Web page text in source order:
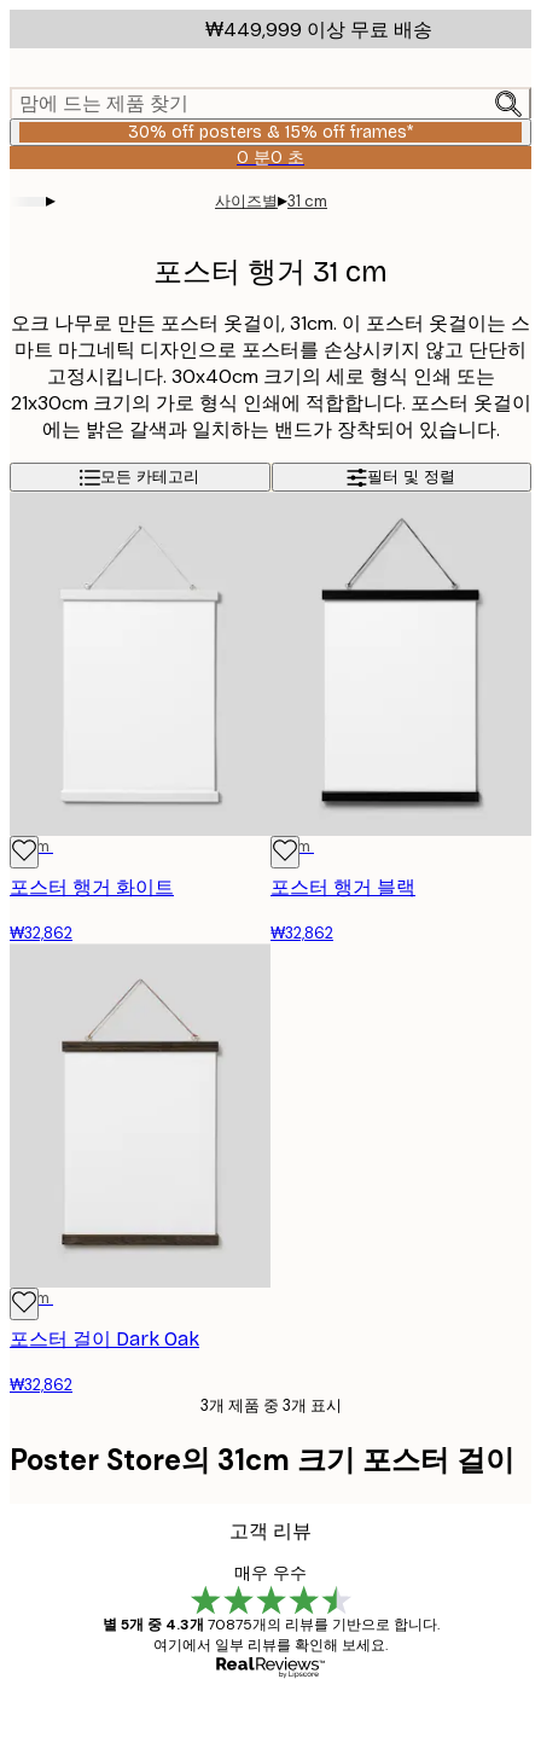
to
content.
₩449,999 이상 무료 배송
맘에 드는 제품 찾기
30% off posters & 15% off frames*
0 분0 초
유
효
날
2026-
08-
▸ 사이즈별▸31 cm
포스터 행거 31 cm
오크 나무로 만든 포스터 옷걸이, 31cm. 이 포스터 옷걸이는 스
마트 마그네틱 디자인으로 포스터를 손상시키지 않고 단단히
고정시킵니다. 30x40cm 크기의 세로 형식 인쇄 또는
21x30cm 크기의 가로 형식 인쇄에 적합합니다. 포스터 옷걸이
에는 밝은 갈색과 일치하는 밴드가 장착되어 있습니다.
모든 카테고리 필터 및 정렬
31 cm
포스터 행거 화이트
₩32,862
31 cm
포스터 행거 블랙
₩32,862
31 cm
포스터 걸이 Dark Oak
₩32,862
3개 제품 중 3개 표시
Poster Store의 31cm 크기 포스터 걸이
고객 리뷰
매우 우수
별 5개 중 4.3개 70875개의 리뷰를 기반으로 합니다.
여기에서 일부 리뷰를 확인해 보세요.